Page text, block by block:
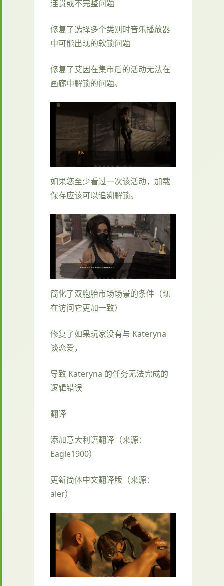
连贯或不完整问题
修复了选择多个类别时音乐播放器
中可能出现的软锁问题
修复了艾因在集市后的活动无法在
画廊中解锁的问题。
如果您至少看过一次该活动，加载
保存应该可以追溯解锁。
简化了双胞胎市场场景的条件（现
在访问它更加一致）
修复了如果玩家没有与 Kateryna
谈恋爱，
导致 Kateryna 的任务无法完成的
逻辑错误
翻译
添加意大利语翻译（来源：
Eagle1900）
更新简体中文翻译版（来源：
aler）